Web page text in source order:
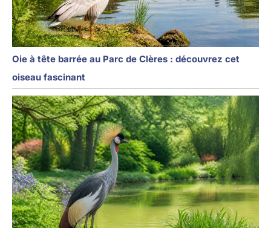
Oie à tête barrée au Parc de Clères : découvrez cet
oiseau fascinant